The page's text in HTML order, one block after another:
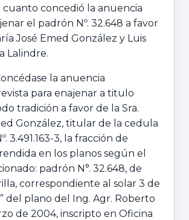
cuanto concedió la anuencia
el padrón Nº. 32.648 a favor
José Emed González y Luis
Lalindre.
la anuencia
para enajenar a titulo
tradición a favor de la Sra.
González, titular de la cedula
3.491.163-3, la fracción de
en los planos según el
padrón N°. 32.648, de
correspondiente al solar 3 de
del plano del Ing. Agr. Roberto
de 2004, inscripto en Oficina